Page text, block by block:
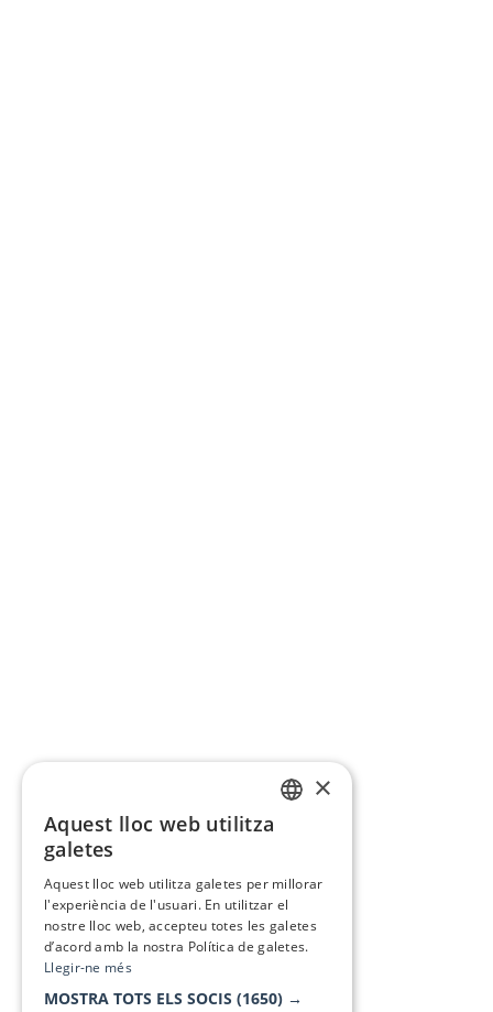
×
Aquest lloc web utilitza
galetes
Aquest lloc web utilitza galetes per millorar
l'experiència de l'usuari. En utilitzar el
nostre lloc web, accepteu totes les galetes
d’acord amb la nostra Política de galetes.
Llegir-ne més
MOSTRA TOTS ELS SOCIS (1650) →